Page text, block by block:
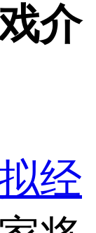
介
经